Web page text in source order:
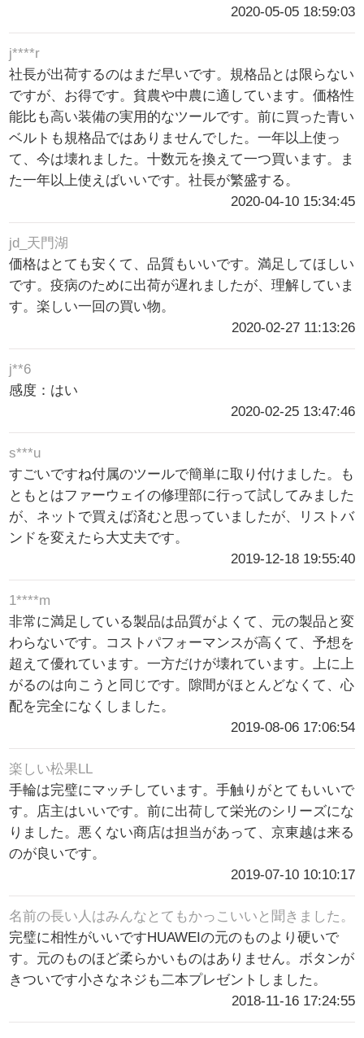
2020-05-05 18:59:03
j****r
社長が出荷するのはまだ早いです。規格品とは限らない
ですが、お得です。貧農や中農に適しています。価格性
能比も高い装備の実用的なツールです。前に買った青い
ベルトも規格品ではありませんでした。一年以上使っ
て、今は壊れました。十数元を換えて一つ買います。ま
た一年以上使えばいいです。社長が繁盛する。
2020-04-10 15:34:45
jd_天門湖
価格はとても安くて、品質もいいです。満足してほしい
です。疫病のために出荷が遅れましたが、理解していま
す。楽しい一回の買い物。
2020-02-27 11:13:26
j**6
感度：はい
2020-02-25 13:47:46
s***u
すごいですね付属のツールで簡単に取り付けました。も
ともとはファーウェイの修理部に行って試してみました
が、ネットで買えば済むと思っていましたが、リストバ
ンドを変えたら大丈夫です。
2019-12-18 19:55:40
1****m
非常に満足している製品は品質がよくて、元の製品と変
わらないです。コストパフォーマンスが高くて、予想を
超えて優れています。一方だけが壊れています。上に上
がるのは向こうと同じです。隙間がほとんどなくて、心
配を完全になくしました。
2019-08-06 17:06:54
楽しい松果LL
手輪は完璧にマッチしています。手触りがとてもいいで
す。店主はいいです。前に出荷して栄光のシリーズにな
りました。悪くない商店は担当があって、京東越は来る
のが良いです。
2019-07-10 10:10:17
名前の長い人はみんなとてもかっこいいと聞きました。
完璧に相性がいいですHUAWEIの元のものより硬いで
す。元のものほど柔らかいものはありません。ボタンが
きついです小さなネジも二本プレゼントしました。
2018-11-16 17:24:55